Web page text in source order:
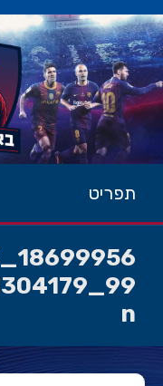
תפריט
n